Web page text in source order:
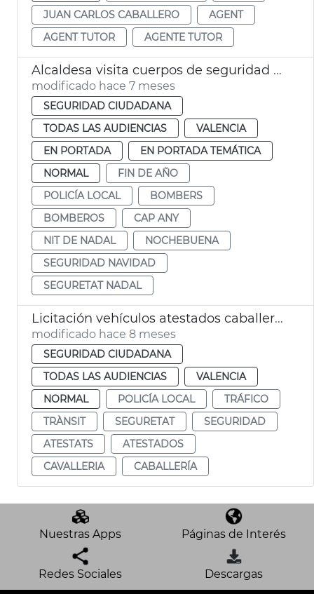
JUAN CARLOS CABALLERO
AGENT
AGENT TUTOR
AGENTE TUTOR
Alcaldesa visita cuerpos de seguridad en Nochebuena
modificado hace 7 meses
SEGURIDAD CIUDADANA
TODAS LAS AUDIENCIAS
VALENCIA
EN PORTADA
EN PORTADA TEMÁTICA
NORMAL
FIN DE AÑO
POLICÍA LOCAL
BOMBERS
BOMBEROS
CAP ANY
NIT DE NADAL
NOCHEBUENA
SEGURIDAD NAVIDAD
SEGURETAT NADAL
Licitación vehículos atestados caballería Policía Local València
modificado hace 8 meses
SEGURIDAD CIUDADANA
TODAS LAS AUDIENCIAS
VALENCIA
NORMAL
POLICÍA LOCAL
TRÁFICO
TRÀNSIT
SEGURETAT
SEGURIDAD
ATESTATS
ATESTADOS
CAVALLERIA
CABALLERÍA
Nuestras Apps Páginas de Interés
Redes Sociales Descargas